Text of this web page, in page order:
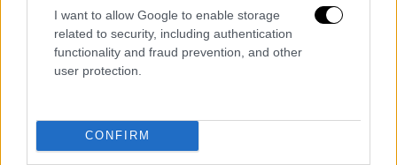
I want to allow Google to enable storage
related to security, including authentication
functionality and fraud prevention, and other
user protection.
CONFIRM
«Πρωταθλήτρια» Ευρώπης η Ελλάδα
στις τιμές των καυσίμων - Πού
καταγράφει ρεκόρ η βενζίνη